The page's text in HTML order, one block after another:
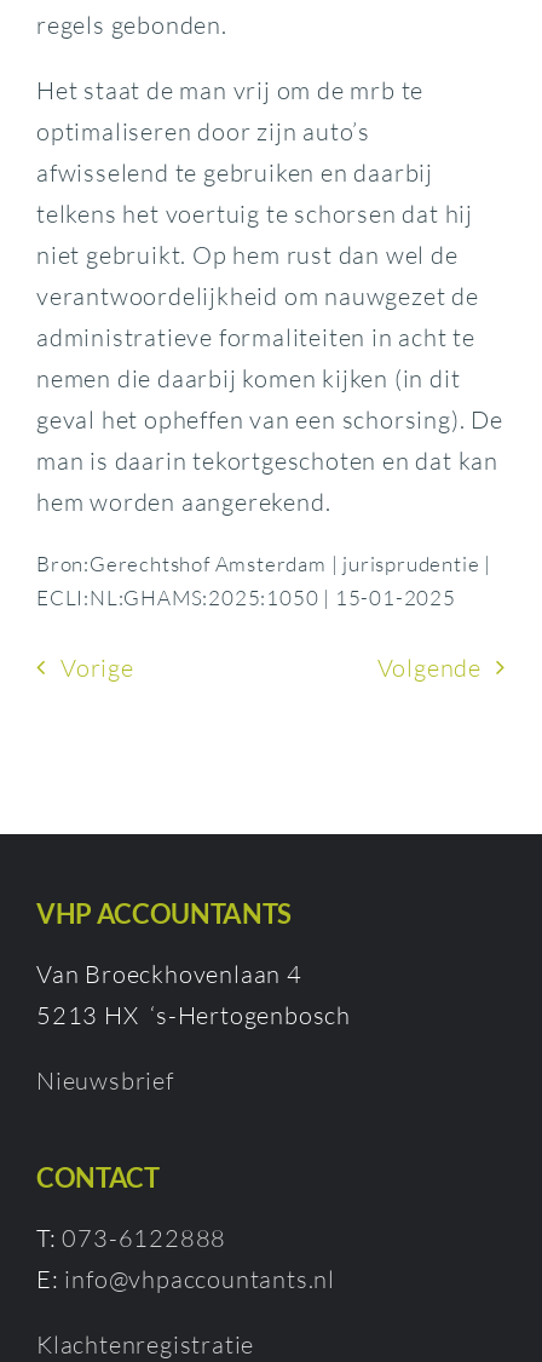
regels gebonden.
Het staat de man vrij om de mrb te
optimaliseren door zijn auto’s
afwisselend te gebruiken en daarbij
telkens het voertuig te schorsen dat hij
niet gebruikt. Op hem rust dan wel de
verantwoordelijkheid om nauwgezet de
administratieve formaliteiten in acht te
nemen die daarbij komen kijken (in dit
geval het opheffen van een schorsing). De
man is daarin tekortgeschoten en dat kan
hem worden aangerekend.
Bron:Gerechtshof Amsterdam | jurisprudentie |
ECLI:NL:GHAMS:2025:1050 | 15-01-2025
Vorige Volgende
VHP ACCOUNTANTS
Van Broeckhovenlaan 4
5213 HX ‘s-Hertogenbosch
Nieuwsbrief
CONTACT
T:073-6122888
E: info@vhpaccountants.nl
Klachtenregistratie